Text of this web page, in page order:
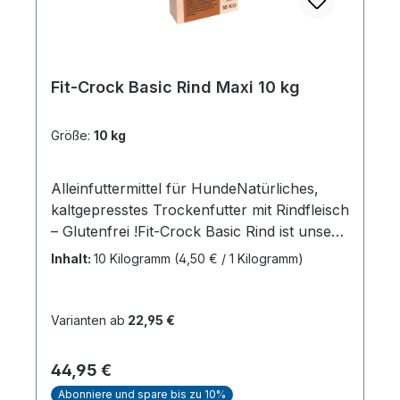
Fit-Crock Basic Rind Maxi 10 kg
Größe: 10 kg
Alleinfuttermittel für HundeNatürliches,
kaltgepresstes Trockenfutter mit Rindfleisch
– Glutenfrei !Fit-Crock Basic Rind ist unser
Spitzenfutter in gewohnter cdVet Qualität
trockene Ergänzung zum Teil-BARF oder
stammen dabei hauptsächlich von Rindern
aus artgerechter Weidehaltung.Ideal auch
Inhalt: 10 Kilogramm (4,50 € / 1 Kilogramm)
Varianten ab 22,95 €
Regulärer Preis:
44,95 €
Abonniere und spare bis zu 10%